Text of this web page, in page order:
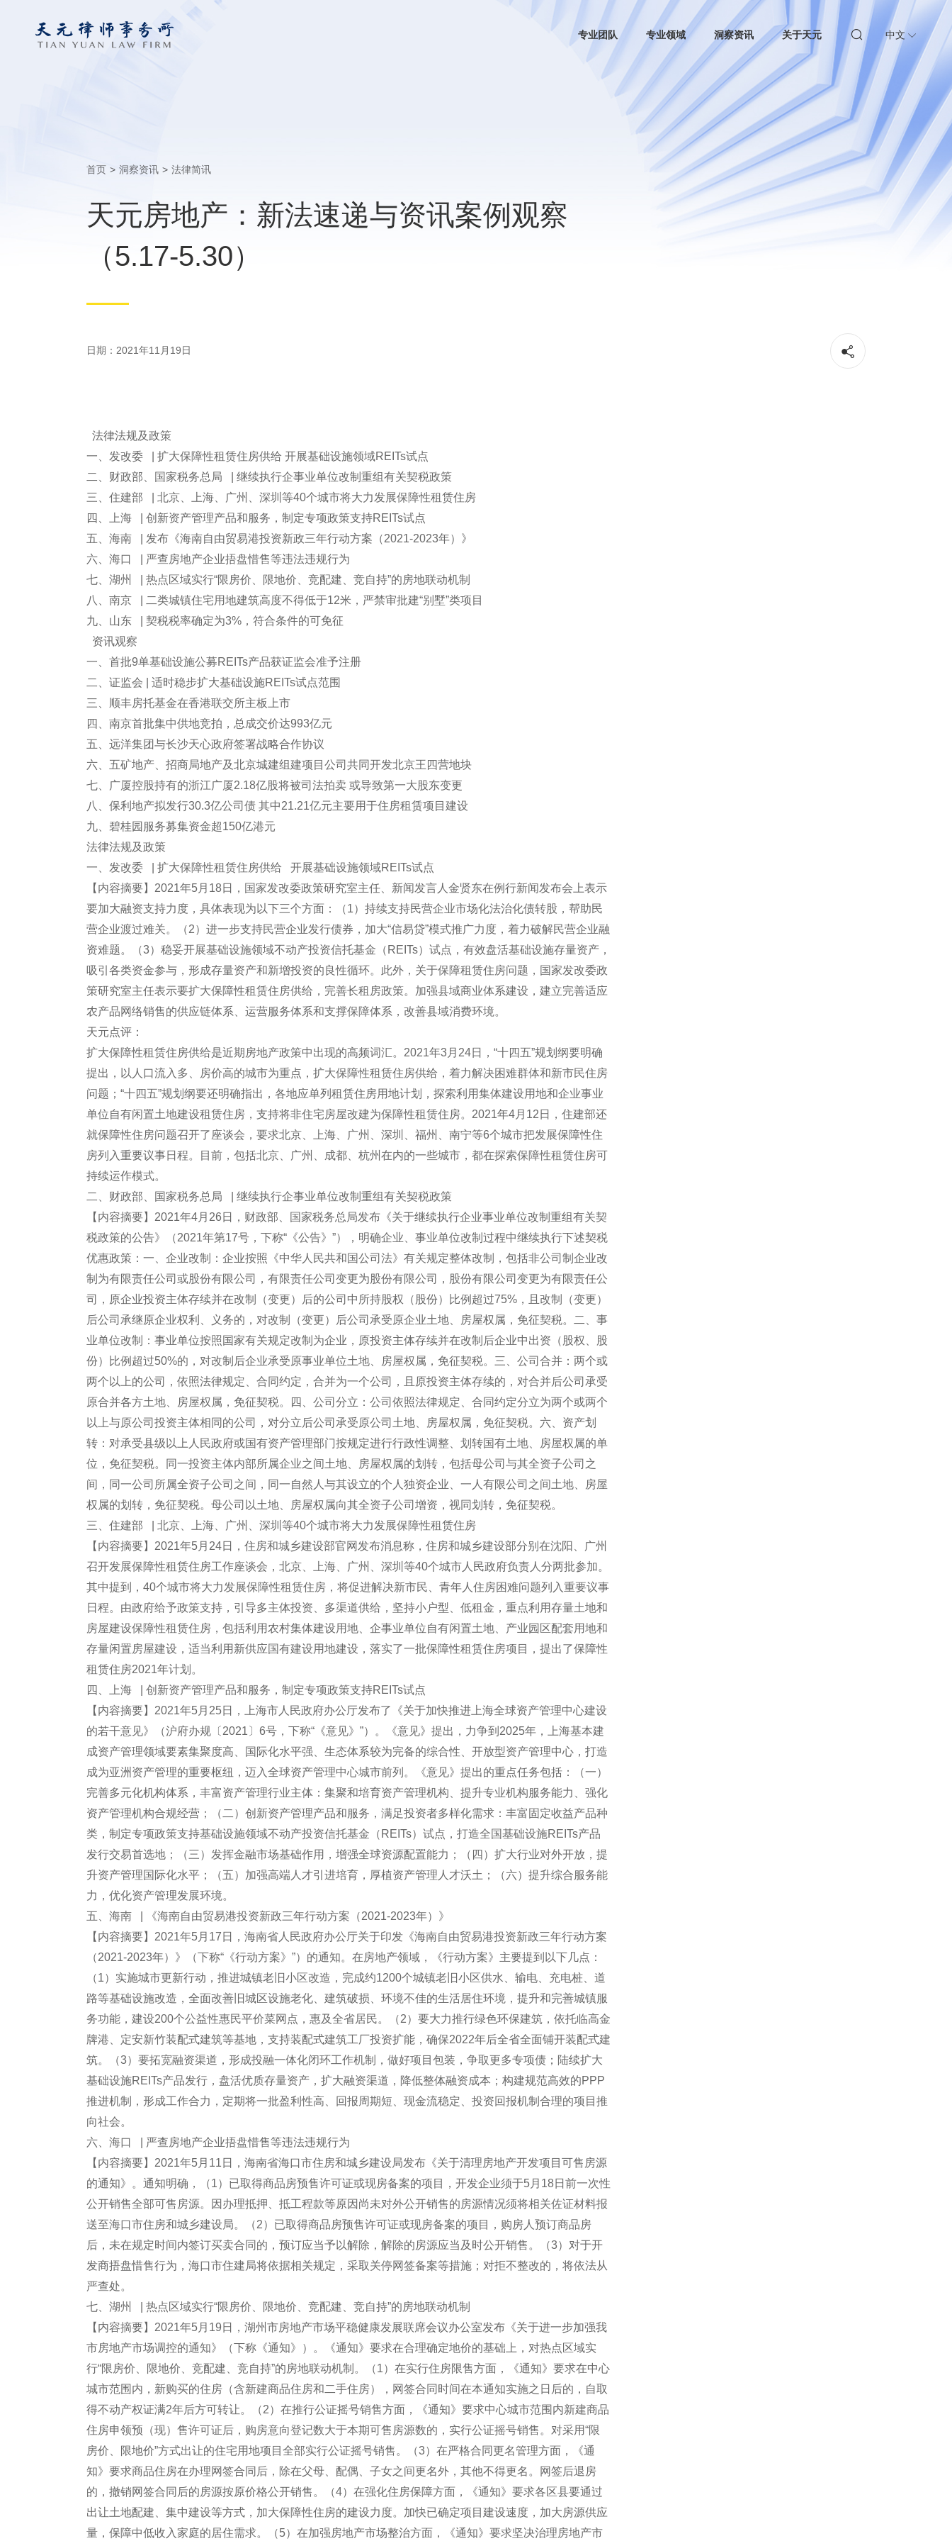
专业团队 专业领域 洞察资讯 关于天元 中文
首页 > 洞察资讯 > 法律简讯
天元房地产：新法速递与资讯案例观察
（5.17-5.30）
日期：2021年11月19日
法律法规及政策
一、发改委 | 扩大保障性租赁住房供给 开展基础设施领域REITs试点
二、财政部、国家税务总局 | 继续执行企事业单位改制重组有关契税政策
三、住建部 | 北京、上海、广州、深圳等40个城市将大力发展保障性租赁住房
四、上海 | 创新资产管理产品和服务，制定专项政策支持REITs试点
五、海南 | 发布《海南自由贸易港投资新政三年行动方案（2021-2023年）》
六、海口 | 严查房地产企业捂盘惜售等违法违规行为
七、湖州 | 热点区域实行“限房价、限地价、竞配建、竞自持”的房地联动机制
八、南京 | 二类城镇住宅用地建筑高度不得低于12米，严禁审批建“别墅”类项目
九、山东 | 契税税率确定为3%，符合条件的可免征
资讯观察
一、首批9单基础设施公募REITs产品获证监会准予注册
二、证监会 | 适时稳步扩大基础设施REITs试点范围
三、顺丰房托基金在香港联交所主板上市
四、南京首批集中供地竞拍，总成交价达993亿元
五、远洋集团与长沙天心政府签署战略合作协议
六、五矿地产、招商局地产及北京城建组建项目公司共同开发北京王四营地块
七、广厦控股持有的浙江广厦2.18亿股将被司法拍卖 或导致第一大股东变更
八、保利地产拟发行30.3亿公司债 其中21.21亿元主要用于住房租赁项目建设
九、碧桂园服务募集资金超150亿港元
法律法规及政策
一、发改委 | 扩大保障性租赁住房供给 开展基础设施领域REITs试点
【内容摘要】2021年5月18日，国家发改委政策研究室主任、新闻发言人金贤东在例行新闻发布会上表示
要加大融资支持力度，具体表现为以下三个方面：（1）持续支持民营企业市场化法治化债转股，帮助民
营企业渡过难关。（2）进一步支持民营企业发行债券，加大“信易贷”模式推广力度，着力破解民营企业融
资难题。（3）稳妥开展基础设施领域不动产投资信托基金（REITs）试点，有效盘活基础设施存量资产，
吸引各类资金参与，形成存量资产和新增投资的良性循环。此外，关于保障租赁住房问题，国家发改委政
策研究室主任表示要扩大保障性租赁住房供给，完善长租房政策。加强县域商业体系建设，建立完善适应
农产品网络销售的供应链体系、运营服务体系和支撑保障体系，改善县域消费环境。
天元点评：
扩大保障性租赁住房供给是近期房地产政策中出现的高频词汇。2021年3月24日，“十四五”规划纲要明确
提出，以人口流入多、房价高的城市为重点，扩大保障性租赁住房供给，着力解决困难群体和新市民住房
问题；“十四五”规划纲要还明确指出，各地应单列租赁住房用地计划，探索利用集体建设用地和企业事业
单位自有闲置土地建设租赁住房，支持将非住宅房屋改建为保障性租赁住房。2021年4月12日，住建部还
就保障性住房问题召开了座谈会，要求北京、上海、广州、深圳、福州、南宁等6个城市把发展保障性住
房列入重要议事日程。目前，包括北京、广州、成都、杭州在内的一些城市，都在探索保障性租赁住房可
持续运作模式。
二、财政部、国家税务总局 | 继续执行企事业单位改制重组有关契税政策
【内容摘要】2021年4月26日，财政部、国家税务总局发布《关于继续执行企业事业单位改制重组有关契
税政策的公告》（2021年第17号，下称“《公告》”），明确企业、事业单位改制过程中继续执行下述契税
优惠政策：一、企业改制：企业按照《中华人民共和国公司法》有关规定整体改制，包括非公司制企业改
制为有限责任公司或股份有限公司，有限责任公司变更为股份有限公司，股份有限公司变更为有限责任公
司，原企业投资主体存续并在改制（变更）后的公司中所持股权（股份）比例超过75%，且改制（变更）
后公司承继原企业权利、义务的，对改制（变更）后公司承受原企业土地、房屋权属，免征契税。二、事
业单位改制：事业单位按照国家有关规定改制为企业，原投资主体存续并在改制后企业中出资（股权、股
份）比例超过50%的，对改制后企业承受原事业单位土地、房屋权属，免征契税。三、公司合并：两个或
两个以上的公司，依照法律规定、合同约定，合并为一个公司，且原投资主体存续的，对合并后公司承受
原合并各方土地、房屋权属，免征契税。四、公司分立：公司依照法律规定、合同约定分立为两个或两个
以上与原公司投资主体相同的公司，对分立后公司承受原公司土地、房屋权属，免征契税。六、资产划
转：对承受县级以上人民政府或国有资产管理部门按规定进行行政性调整、划转国有土地、房屋权属的单
位，免征契税。同一投资主体内部所属企业之间土地、房屋权属的划转，包括母公司与其全资子公司之
间，同一公司所属全资子公司之间，同一自然人与其设立的个人独资企业、一人有限公司之间土地、房屋
权属的划转，免征契税。母公司以土地、房屋权属向其全资子公司增资，视同划转，免征契税。
三、住建部 | 北京、上海、广州、深圳等40个城市将大力发展保障性租赁住房
【内容摘要】2021年5月24日，住房和城乡建设部官网发布消息称，住房和城乡建设部分别在沈阳、广州
召开发展保障性租赁住房工作座谈会，北京、上海、广州、深圳等40个城市人民政府负责人分两批参加。
其中提到，40个城市将大力发展保障性租赁住房，将促进解决新市民、青年人住房困难问题列入重要议事
日程。由政府给予政策支持，引导多主体投资、多渠道供给，坚持小户型、低租金，重点利用存量土地和
房屋建设保障性租赁住房，包括利用农村集体建设用地、企事业单位自有闲置土地、产业园区配套用地和
存量闲置房屋建设，适当利用新供应国有建设用地建设，落实了一批保障性租赁住房项目，提出了保障性
租赁住房2021年计划。
四、上海 | 创新资产管理产品和服务，制定专项政策支持REITs试点
【内容摘要】2021年5月25日，上海市人民政府办公厅发布了《关于加快推进上海全球资产管理中心建设
的若干意见》（沪府办规〔2021〕6号，下称“《意见》”）。《意见》提出，力争到2025年，上海基本建
成资产管理领域要素集聚度高、国际化水平强、生态体系较为完备的综合性、开放型资产管理中心，打造
成为亚洲资产管理的重要枢纽，迈入全球资产管理中心城市前列。《意见》提出的重点任务包括：（一）
完善多元化机构体系，丰富资产管理行业主体：集聚和培育资产管理机构、提升专业机构服务能力、强化
资产管理机构合规经营；（二）创新资产管理产品和服务，满足投资者多样化需求：丰富固定收益产品种
类，制定专项政策支持基础设施领域不动产投资信托基金（REITs）试点，打造全国基础设施REITs产品
发行交易首选地；（三）发挥金融市场基础作用，增强全球资源配置能力；（四）扩大行业对外开放，提
升资产管理国际化水平；（五）加强高端人才引进培育，厚植资产管理人才沃土；（六）提升综合服务能
力，优化资产管理发展环境。
五、海南 | 《海南自由贸易港投资新政三年行动方案（2021-2023年）》
【内容摘要】2021年5月17日，海南省人民政府办公厅关于印发《海南自由贸易港投资新政三年行动方案
（2021-2023年）》（下称“《行动方案》”）的通知。在房地产领域，《行动方案》主要提到以下几点：
（1）实施城市更新行动，推进城镇老旧小区改造，完成约1200个城镇老旧小区供水、输电、充电桩、道
路等基础设施改造，全面改善旧城区设施老化、建筑破损、环境不佳的生活居住环境，提升和完善城镇服
务功能，建设200个公益性惠民平价菜网点，惠及全省居民。（2）要大力推行绿色环保建筑，依托临高金
牌港、定安新竹装配式建筑等基地，支持装配式建筑工厂投资扩能，确保2022年后全省全面铺开装配式建
筑。（3）要拓宽融资渠道，形成投融一体化闭环工作机制，做好项目包装，争取更多专项债；陆续扩大
基础设施REITs产品发行，盘活优质存量资产，扩大融资渠道，降低整体融资成本；构建规范高效的PPP
推进机制，形成工作合力，定期将一批盈利性高、回报周期短、现金流稳定、投资回报机制合理的项目推
向社会。
六、海口 | 严查房地产企业捂盘惜售等违法违规行为
【内容摘要】2021年5月11日，海南省海口市住房和城乡建设局发布《关于清理房地产开发项目可售房源
的通知》。通知明确，（1）已取得商品房预售许可证或现房备案的项目，开发企业须于5月18日前一次性
公开销售全部可售房源。因办理抵押、抵工程款等原因尚未对外公开销售的房源情况须将相关佐证材料报
送至海口市住房和城乡建设局。（2）已取得商品房预售许可证或现房备案的项目，购房人预订商品房
后，未在规定时间内签订买卖合同的，预订应当予以解除，解除的房源应当及时公开销售。（3）对于开
发商捂盘惜售行为，海口市住建局将依据相关规定，采取关停网签备案等措施；对拒不整改的，将依法从
严查处。
七、湖州 | 热点区域实行“限房价、限地价、竞配建、竞自持”的房地联动机制
【内容摘要】2021年5月19日，湖州市房地产市场平稳健康发展联席会议办公室发布《关于进一步加强我
市房地产市场调控的通知》（下称《通知》）。《通知》要求在合理确定地价的基础上，对热点区域实
行“限房价、限地价、竞配建、竞自持”的房地联动机制。（1）在实行住房限售方面，《通知》要求在中心
城市范围内，新购买的住房（含新建商品住房和二手住房），网签合同时间在本通知实施之日后的，自取
得不动产权证满2年后方可转让。（2）在推行公证摇号销售方面，《通知》要求中心城市范围内新建商品
住房申领预（现）售许可证后，购房意向登记数大于本期可售房源数的，实行公证摇号销售。对采用“限
房价、限地价”方式出让的住宅用地项目全部实行公证摇号销售。（3）在严格合同更名管理方面，《通
知》要求商品住房在办理网签合同后，除在父母、配偶、子女之间更名外，其他不得更名。网签后退房
的，撤销网签合同后的房源按原价格公开销售。（4）在强化住房保障方面，《通知》要求各区县要通过
出让土地配建、集中建设等方式，加大保障性住房的建设力度。加快已确定项目建设速度，加大房源供应
量，保障中低收入家庭的居住需求。（5）在加强房地产市场整治方面，《通知》要求坚决治理房地产市